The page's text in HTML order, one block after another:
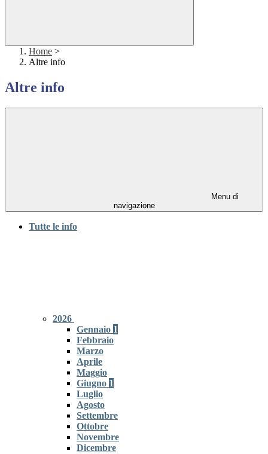
Home >
Altre info
Altre info
Menu di
navigazione
Tutte le info
2026
Gennaio 1
Febbraio
Marzo
Aprile
Maggio
Giugno 1
Luglio
Agosto
Settembre
Ottobre
Novembre
Dicembre